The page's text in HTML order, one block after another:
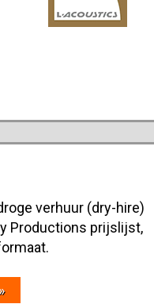
verhuur (dry-hire)
Productions prijslijst,